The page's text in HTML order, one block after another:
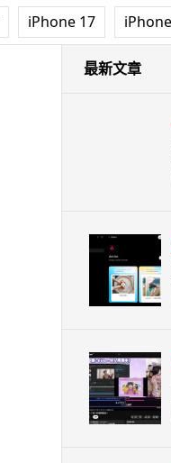
iPhone 17
最新文章